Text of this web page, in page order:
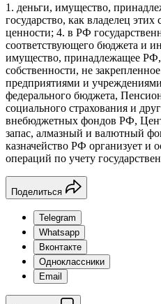
1. деньги, имущество,
государство, как владелец
ценности; 4. в РФ
соответствующего бюджета и
имущество, принадлежащее
собственности, не
предприятиями и
федерального бюджета,
социального страхования и
внебюджетных фондов РФ,
запас, алмазный и валютный
казначейство РФ организует и
операций по учету
Поделиться
Telegram
Whatsapp
Вконтакте
Одноклассники
Email